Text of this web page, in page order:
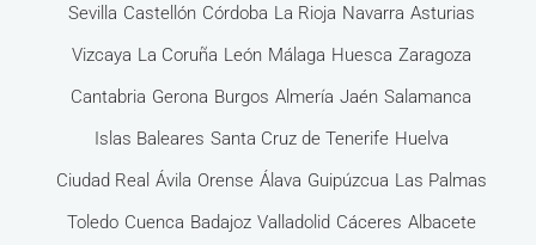
Sevilla Castellón Córdoba La Rioja Navarra Asturias
Vizcaya La Coruña León Málaga Huesca Zaragoza
Cantabria Gerona Burgos Almería Jaén Salamanca
Islas Baleares Santa Cruz de Tenerife Huelva
Ciudad Real Ávila Orense Álava Guipúzcua Las Palmas
Toledo Cuenca Badajoz Valladolid Cáceres Albacete